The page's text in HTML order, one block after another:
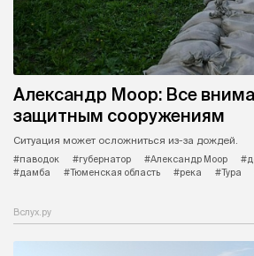
Александр Моор: Все
защитным сооружениям
Ситуация может осложниться из-за дождей.
#паводок
#губернатор #Александр Моор
#дамба
#Тюменская область #река #Тура
Вслух.ру